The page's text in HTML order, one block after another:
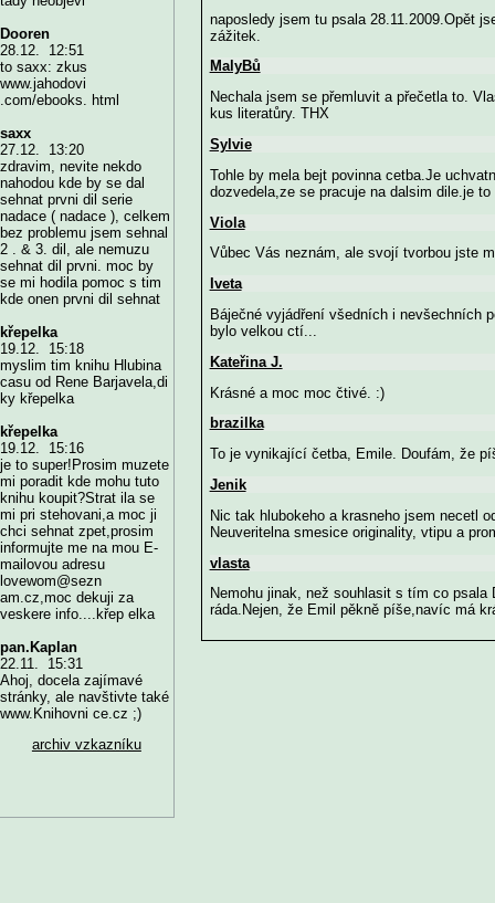
naposledy jsem tu psala 28.11.2009.Opět
zážitek.
MalyBů
Nechala jsem se přemluvit a přečetla to.
kus literatůry. THX
Sylvie
Tohle by mela bejt povinna cetba.Je
dozvedela,ze se pracuje na dalsim dile.je
Viola
Vůbec Vás neznám, ale svojí tvorbou jste
Iveta
Báječné vyjádření všedních i nevšechních
bylo velkou ctí...
Kateřina J.
Krásné a moc moc čtivé. :)
brazilka
To je vynikající četba, Emile. Doufám, že
Jenik
Nic tak hlubokeho a krasneho jsem necetl
Neuveritelna smesice originality, vtipu a
vlasta
Nemohu jinak, než souhlasit s tím co
ráda.Nejen, že Emil pěkně píše,navíc má
Dooren
28.12. 12:51
to saxx: zkus
www.jahodovi
.com/ebooks. html
saxx
27.12. 13:20
zdravim, nevite nekdo
nahodou kde by se dal
sehnat prvni dil serie
nadace ( nadace ), celkem
bez problemu jsem sehnal
2 . & 3. dil, ale nemuzu
sehnat dil prvni. moc by
se mi hodila pomoc s tim
kde onen prvni dil sehnat
křepelka
19.12. 15:18
myslim tim knihu Hlubina
casu od Rene Barjavela,di
ky křepelka
křepelka
19.12. 15:16
je to super!Prosim muzete
mi poradit kde mohu tuto
knihu koupit?Strat ila se
mi pri stehovani,a moc ji
chci sehnat zpet,prosim
informujte me na mou E-
mailovou adresu
lovewom@sezn
am.cz,moc dekuji za
veskere info....křep elka
pan.Kaplan
22.11. 15:31
Ahoj, docela zajímavé
stránky, ale navštivte také
www.Knihovni ce.cz ;)
archiv vzkazníku